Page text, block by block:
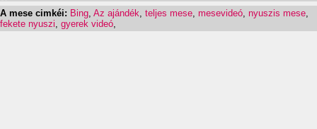
A mese cimkéi: Bing Az ajándék teljes mese mesevideó nyuszis mese
fekete nyuszi gyerek videó